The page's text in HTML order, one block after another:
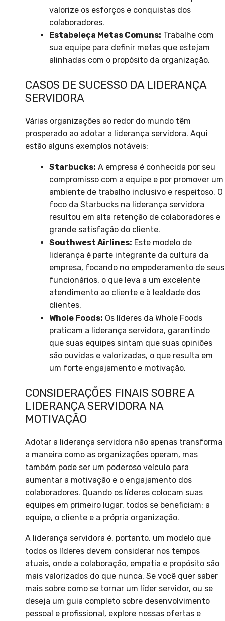
valorize os esforços e conquistas dos
colaboradores.
Estabeleça Metas Comuns: Trabalhe com
sua equipe para definir metas que estejam
alinhadas com o propósito da organização.
CASOS DE SUCESSO DA LIDERANÇA
SERVIDORA
Várias organizações ao redor do mundo têm
prosperado ao adotar a liderança servidora. Aqui
estão alguns exemplos notáveis:
Starbucks: A empresa é conhecida por seu
compromisso com a equipe e por promover um
ambiente de trabalho inclusivo e respeitoso. O
foco da Starbucks na liderança servidora
resultou em alta retenção de colaboradores e
grande satisfação do cliente.
Southwest Airlines: Este modelo de
liderança é parte integrante da cultura da
empresa, focando no empoderamento de seus
funcionários, o que leva a um excelente
atendimento ao cliente e à lealdade dos
clientes.
Whole Foods: Os líderes da Whole Foods
praticam a liderança servidora, garantindo
que suas equipes sintam que suas opiniões
são ouvidas e valorizadas, o que resulta em
um forte engajamento e motivação.
CONSIDERAÇÕES FINAIS SOBRE A
LIDERANÇA SERVIDORA NA
MOTIVAÇÃO
Adotar a liderança servidora não apenas transforma
a maneira como as organizações operam, mas
também pode ser um poderoso veículo para
aumentar a motivação e o engajamento dos
colaboradores. Quando os líderes colocam suas
equipes em primeiro lugar, todos se beneficiam: a
equipe, o cliente e a própria organização.
A liderança servidora é, portanto, um modelo que
todos os líderes devem considerar nos tempos
atuais, onde a colaboração, empatia e propósito são
mais valorizados do que nunca. Se você quer saber
mais sobre como se tornar um líder servidor, ou se
deseja um guia completo sobre desenvolvimento
pessoal e profissional, explore nossas ofertas e